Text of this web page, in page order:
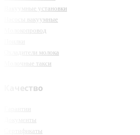
Вакуумные установки
Насосы вакуумные
Молокопровод
Охладители молока
Молочные такси
Качество
Гарантии
Документы
Сертификаты